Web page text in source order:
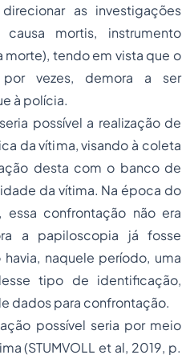
as investigações
mortis, instrumento
morte), tendo em vista que o
vezes, demora a ser
à polícia.
possível a realização de
da vítima, visando à coleta
desta com o banco de
da vítima. Na época do
confrontação não era
a papiloscopia já fosse
naquele período, uma
tipo de identificação,
dados para confrontação.
possível seria por meio
(STUMVOLL et al, 2019, p.